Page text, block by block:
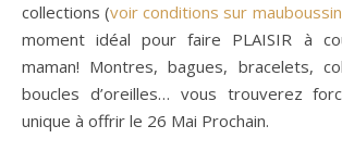
collections (voir conditions sur
moment idéal pour faire PLAISIR à
maman! Montres, bagues, bracelets,
boucles d’oreilles… vous trouverez
unique à offrir le 26 Mai Prochain.